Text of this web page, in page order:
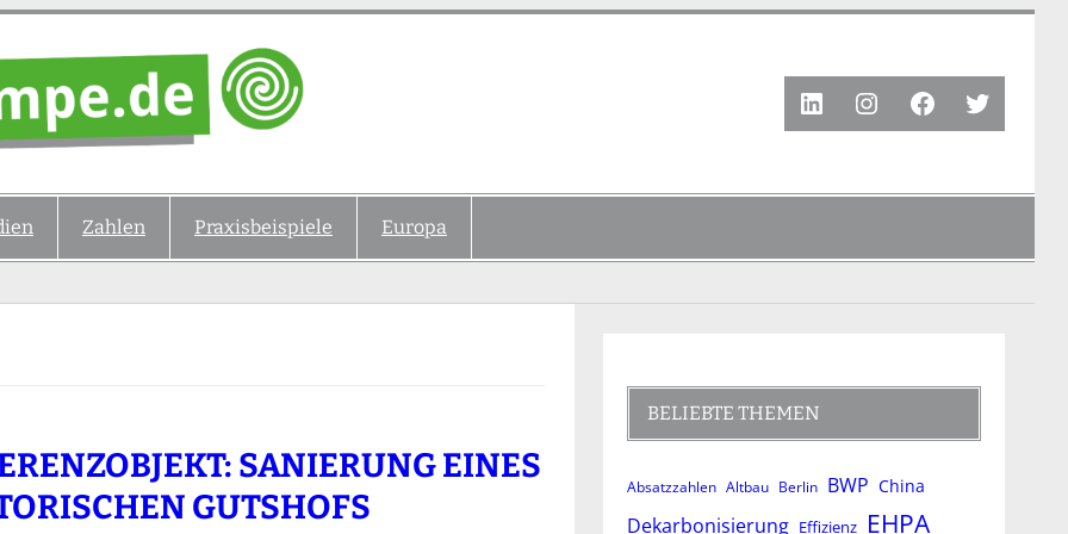
LinkedInInstagram
Facebook
Twitter
Zahlen Praxisbeispiele Europa
SANIERUNG EINES
GUTSHOFS
BELIEBTE THEMEN
Absatzzahlen Altbau Berlin BWP China
Dekarbonisierung Effizienz EHPA